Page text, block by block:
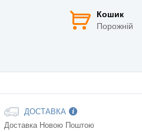
Кошик
Порожній
ДОСТАВКА
Доставка Новою Поштою